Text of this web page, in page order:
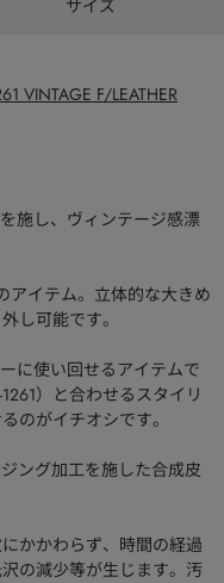
サイズ
VINTAGE F/LEATHER
施し、ヴィンテージ感漂
アイテム。立体的な大きめ
し可能です。
に使い回せるアイテムで
）と合わせるスタイリ
のがイチオシです。
ング加工を施した合成皮
かかわらず、時間の経過
の減少等が生じます。汚